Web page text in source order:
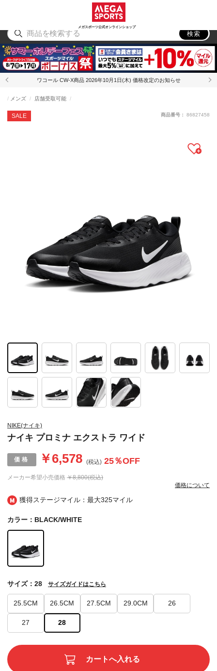
メガスポーツ公式オンラインショップ
アウトドア
検索
ワコール CW-X商品 2026年10月1日(木) 価格改定のお知らせ
獲得ステージマイル：最大325マイル
NIKE(ナイキ)
ナイキ プロミナ エクストラ ワイド
SALE
メンズ 店舗受取可能
メーカー希望小売価格 ￥8,800(税込)
￥6,578 (税込) 25％OFF
価格について
商品番号： 86827458
カラー：BLACK/WHITE
25.5CM 26.5CM 27.5CM 29.0CM 26
27 28
サイズ：28 サイズガイドはこちら